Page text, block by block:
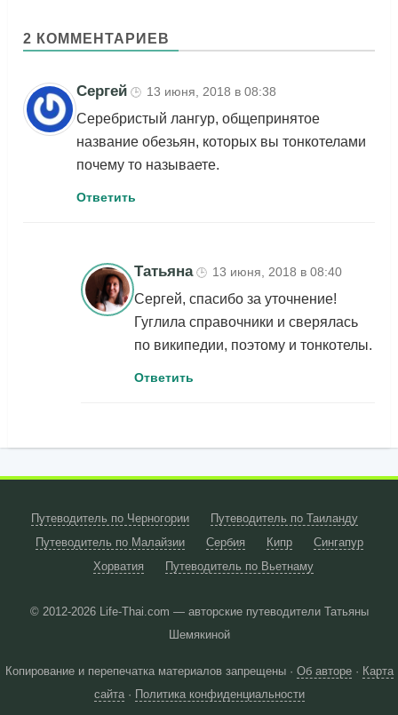
2 КОММЕНТАРИЕВ
Сергей 🕒 13 июня, 2018 в 08:38
Серебристый лангур, общепринятое
название обезьян, которых вы тонкотелами
почему то называете.
Ответить
Татьяна 🕒 13 июня, 2018 в 08:40
Сергей, спасибо за уточнение!
Гуглила справочники и сверялась
по википедии, поэтому и тонкотелы.
Ответить
Путеводитель по Черногории
Путеводитель по Таиланду
Путеводитель по Малайзии
Сербия Кипр
Сингапур
Хорватия
Путеводитель по Вьетнаму
© 2012-2026 Life-Thai.com — авторские путеводители Татьяны
Шемякиной
Копирование и перепечатка материалов запрещены · Об авторе· Карта
сайта· Политика конфиденциальности